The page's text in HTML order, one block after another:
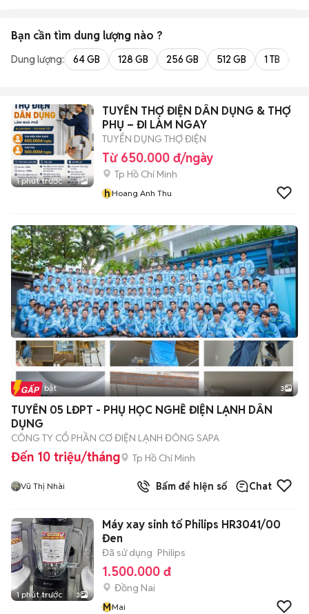
Bạn cần tìm dung lượng nào ?
Dung lượng: 64 GB 128 GB 256 GB 512 GB 1 TB
1 phút trước 1
TUYỂN THỢ ĐIỆN DÂN DỤNG & THỢ
PHỤ – ĐI LÀM NGAY
TUYỂN DỤNG THỢ ĐIỆN
Từ 650.000 đ/ngày
Tp Hồ Chí Minh
hHoang Anh Thu
Tin nổi bật 3
TUYỂN 05 LĐPT - PHỤ HỌC NGHỀ ĐIỆN LẠNH DÂN
DỤNG
CÔNG TY CỔ PHẦN CƠ ĐIỆN LẠNH ĐÔNG SAPA
Đến 10 triệu/tháng Tp Hồ Chí Minh
Vũ Thị Nhài Bấm để hiện số Chat
1 phút trước 3
Máy xay sinh tố Philips HR3041/00
Đen
Đã sử dụng Philips
1.500.000 đ
Đồng Nai
MMai